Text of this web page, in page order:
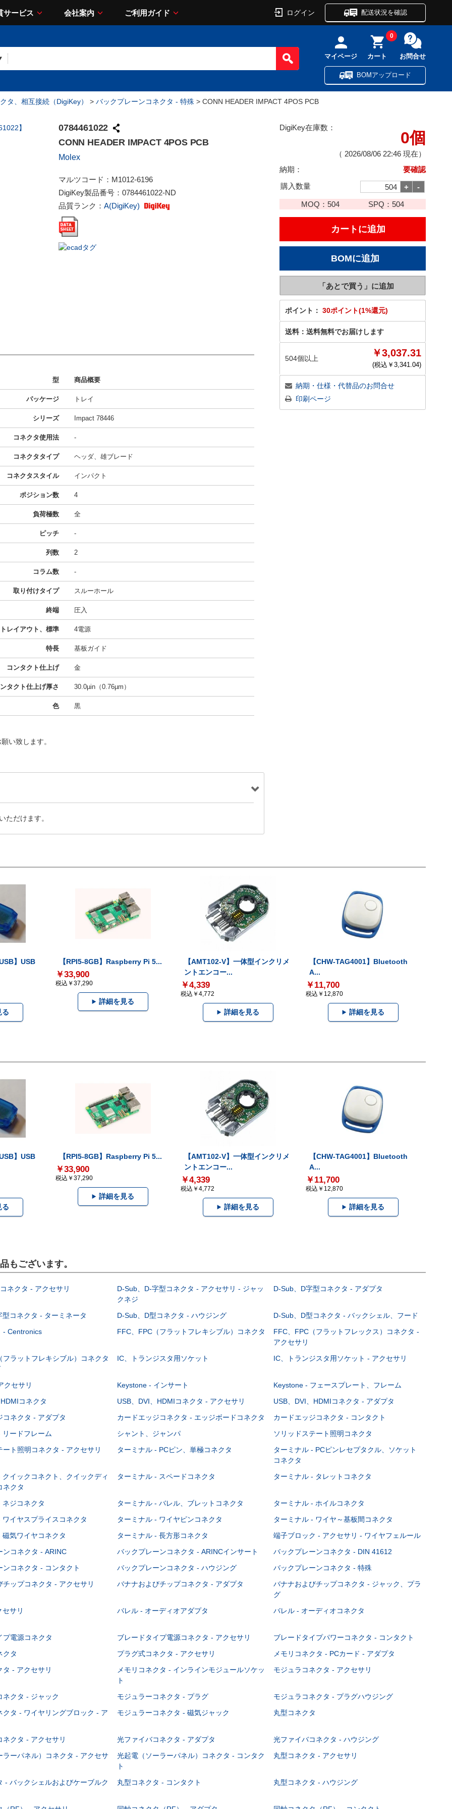
サービス 会社案内 ご利用ガイド ログイン 配送状況を確認
マイページ カート
0
お問合せ
BOMアップロード
タ、相互接続（DigiKey） > バックプレーンコネクタ - 特殊 > CONN HEADER IMPACT 4POS PCB
0784461022
CONN HEADER IMPACT 4POS PCB
Molex
マルツコード： M1012-6196
DigiKey製品番号： 0784461022-ND
品質ランク： A(DigiKey)
DigiKey在庫数：
0個
（ 2026/08/06 22:46 現在）
納期：
要確認
購入数量
MOQ：504 SPQ： 504
ポイント： 30ポイント(1%還元)
送料： 送料無料でお届けします
504個以上 ￥3,037.31
(税込￥ 3,341.04)
納期・仕様・代替品のお問合せ
印刷ページ
型 商品概要
パッケージ トレイ
シリーズ Impact 78446
コネクタ使用法 -
コネクタタイプ ヘッダ、雄ブレード
コネクタスタイル インパクト
ポジション数 4
負荷極数 全
ピッチ -
列数 2
コラム数 -
取り付けタイプ スルーホール
終端 圧入
レイアウト、標準 4電源
特長 基板ガイド
コンタクト仕上げ 金
タクト仕上げ厚さ 30.0µin（0.76µm）
色 黒
い致します。
ただけます。
】USB
る
【RPI5-8GB】Raspberry Pi 5...
￥33,900
税込￥37,290
詳細を見る
【AMT102-V】一体型インクリメ
ントエンコー...
￥4,339
税込￥4,772
詳細を見る
【CHW-TAG4001】Bluetooth
A...
￥11,700
税込￥12,870
詳細を見る
】USB
る
【RPI5-8GB】Raspberry Pi 5...
￥33,900
税込￥37,290
詳細を見る
【AMT102-V】一体型インクリメ
ントエンコー...
￥4,339
税込￥4,772
詳細を見る
【CHW-TAG4001】Bluetooth
A...
￥11,700
税込￥12,870
詳細を見る
もございます。
ネクタ - アクセサリ
D-Sub、D-字型コネクタ - アクセサリ - ジャッ
クネジ
D-Sub、D字型コネクタ - アダプタ
コネクタ - ターミネータ D-Sub、D型コネクタ - ハウジング
D-Sub、D型コネクタ - バックシェル、フード
- Centronics
FFC、FPC（フラットフレキシブル）コネクタ
FFC、FPC（フラットフレックス）コネクタ -
アクセサリ
フラットフレキシブル）コネクタ
IC、トランジスタ用ソケット IC、トランジスタ用ソケット - アクセサリ
クセサリ Keystone - インサート
Keystone - フェースプレート、フレーム
コネクタ
USB、DVI、HDMIコネクタ - アクセサリ
USB、DVI、HDMIコネクタ - アダプタ
コネクタ - アダプタ
カードエッジコネクタ - エッジボードコネクタ
カードエッジコネクタ - コンタクト
ードフレーム
シャント、ジャンパ
ソリッドステート照明コネクタ
ート照明コネクタ - アクセサリ
ターミナル - PCピン、単極コネクタ
ターミナル - PCピンレセプタクル、ソケット
コネクタ
イックコネクト、クイックディ
ネクタ
ターミナル - スペードコネクタ ターミナル - タレットコネクタ
ジコネクタ ターミナル - バレル、ブレットコネクタ
ターミナル - ホイルコネクタ
イヤスプライスコネクタ
ターミナル - ワイヤピンコネクタ
ターミナル - ワイヤ～基板間コネクタ
気ワイヤコネクタ
ターミナル - 長方形コネクタ
端子ブロック - アクセサリ - ワイヤフェルール
ンコネクタ - ARINC
バックプレーンコネクタ - ARINCインサート
バックプレーンコネクタ - DIN 41612
ンコネクタ - コンタクト
バックプレーンコネクタ - ハウジング
バックプレーンコネクタ - 特殊
チップコネクタ - アクセサリ
バナナおよびチップコネクタ - アダプタ
バナナおよびチップコネクタ - ジャック、プラ
グ
サリ
バレル - オーディオアダプタ バレル - オーディオコネクタ
プ電源コネクタ ブレードタイプ電源コネクタ - アクセサリ
ブレードタイプパワーコネクタ - コンタクト
クタ
プラグ式コネクタ - アクセサリ
メモリコネクタ - PCカード - アダプタ
タ - アクセサリ
メモリコネクタ - インラインモジュールソケッ
ト
モジュラコネクタ - アクセサリ
ネクタ - ジャック モジュラーコネクタ - プラグ
モジュラコネクタ - プラグハウジング
クタ - ワイヤリングブロック - ア
モジュラーコネクタ - 磁気ジャック 丸型コネクタ
ネクタ - アクセサリ 光ファイバコネクタ - アダプタ
光ファイバコネクタ - ハウジング
ラーパネル）コネクタ - アクセサ
光起電（ソーラーパネル）コネクタ - コンタク
ト
丸型コネクタ - アクセサリ
- バックシェルおよびケーブルク 丸型コネクタ - コンタクト 丸型コネクタ - ハウジング